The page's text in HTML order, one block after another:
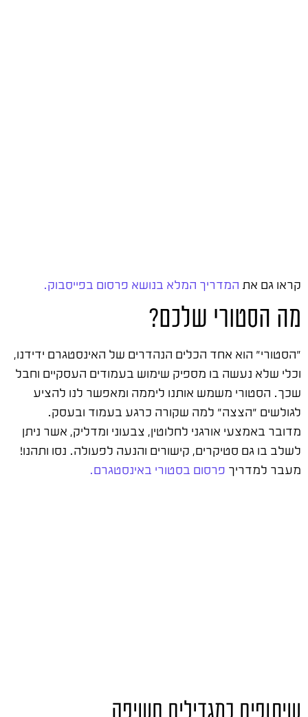
קראו גם את המדריך המלא בנושא פרסום בפייסבוק.
מה הסטורי שלכם?
"הסטורי" הוא אחד הכלים הנהדרים של האינסטגרם ידידנו,
וכלי שלא נעשה בו מספיק שימוש בעמודים העסקיים וחבל
שכך. הסטורי משמש אותנו ליממה ומאפשר לנו להציע
לגולשים "הצצה" למה שקורה כרגע בעמוד ובעסק.
מדובר באמצעי אורגני לחלוטין, צבעוני ומדליק, אשר ניתן
לשלב בו גם סטיקרים, קישורים והנעה לפעולה. נסו ותהנו!
מעבר למדריך פרסום בסטורי באינסטגרם.
שיתופים כמגדילים חשיפה